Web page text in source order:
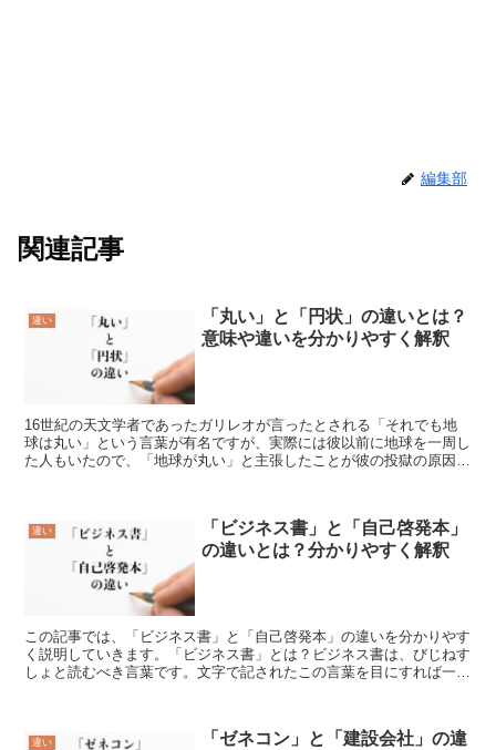
編集部
関連記事
違い
「丸い」と「円状」の違いとは？
意味や違いを分かりやすく解釈
16世紀の天文学者であったガリレオが言ったとされる「それでも地
球は丸い」という言葉が有名ですが、実際には彼以前に地球を一周し
た人もいたので、「地球が丸い」と主張したことが彼の投獄の原因で
違い
「ビジネス書」と「自己啓発本」
の違いとは？分かりやすく解釈
この記事では、「ビジネス書」と「自己啓発本」の違いを分かりやす
く説明していきます。「ビジネス書」とは？ビジネス書は、びじねす
しょと読むべき言葉です。文字で記されたこの言葉を目にすれば一目
違い
「ゼネコン」と「建設会社」の違